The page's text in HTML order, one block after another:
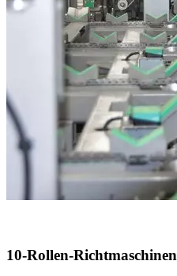
10-Rollen-Richtmaschinen